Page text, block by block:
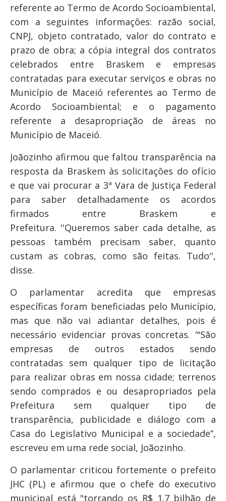
referente ao Termo de Acordo Socioambiental,
com a seguintes informações: razão social,
CNPJ, objeto contratado, valor do contrato e
prazo de obra; a cópia integral dos contratos
celebrados entre Braskem e empresas
contratadas para executar serviços e obras no
Município de Maceió referentes ao Termo de
Acordo Socioambiental; e o pagamento
referente a desapropriação de áreas no
Município de Maceió.
Joãozinho afirmou que faltou transparência na
resposta da Braskem às solicitações do ofício
e que vai procurar a 3ª Vara de Justiça Federal
para saber detalhadamente os acordos
firmados entre Braskem e
Prefeitura. ''Queremos saber cada detalhe, as
pessoas também precisam saber, quanto
custam as cobras, como são feitas. Tudo'',
disse.
O parlamentar acredita que empresas
específicas foram beneficiadas pelo Município,
mas que não vai adiantar detalhes, pois é
necessário evidenciar provas concretas. ‘"São
empresas de outros estados sendo
contratadas sem qualquer tipo de licitação
para realizar obras em nossa cidade; terrenos
sendo comprados e ou desapropriados pela
Prefeitura sem qualquer tipo de
transparência, publicidade e diálogo com a
Casa do Legislativo Municipal e a sociedade’’,
escreveu em uma rede social, Joãozinho.
O parlamentar criticou fortemente o prefeito
JHC (PL) e afirmou que o chefe do executivo
municipal está "torrando os R$ 1.7 bilhão de